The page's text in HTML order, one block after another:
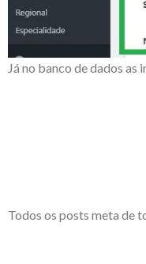
Já no banco de dados
Todos os posts meta de